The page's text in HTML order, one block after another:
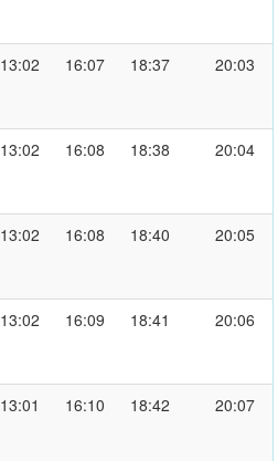
13:02 16:07 18:37 20:03
13:02 16:08 18:38 20:04
13:02 16:08 18:40 20:05
13:02 16:09 18:41 20:06
13:01 16:10 18:42 20:07